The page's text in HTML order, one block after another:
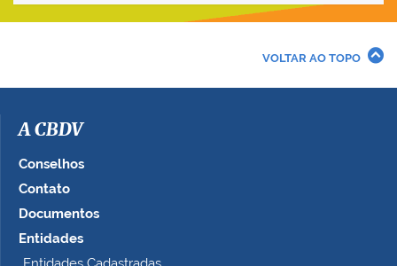
VOLTAR AO TOPO
A CBDV
Conselhos
Contato
Documentos
Entidades